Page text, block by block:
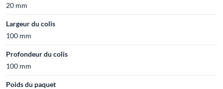
20 mm
Largeur du colis
100 mm
Profondeur du colis
100 mm
Poids du paquet